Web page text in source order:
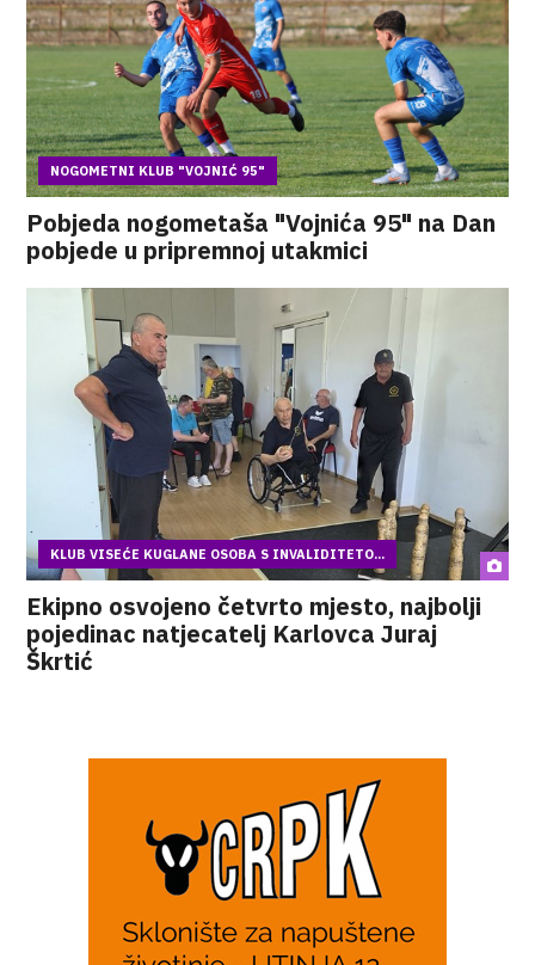
NOGOMETNI KLUB "VOJNIĆ 95"
Pobjeda nogometaša "Vojnića 95" na Dan
pobjede u pripremnoj utakmici
KLUB VISEĆE KUGLANE OSOBA S INVALIDITETO...
Ekipno osvojeno četvrto mjesto, najbolji
pojedinac natjecatelj Karlovca Juraj
Škrtić